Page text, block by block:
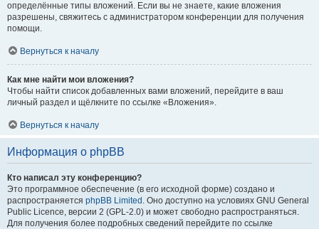
определённые типы вложений. Если вы не знаете, какие вложения
разрешены, свяжитесь с администратором конференции для получения
помощи.
Вернуться к началу
Как мне найти мои вложения?
Чтобы найти список добавленных вами вложений, перейдите в ваш
личный раздел и щёлкните по ссылке «Вложения».
Вернуться к началу
Информация о phpBB
Кто написал эту конференцию?
Это программное обеспечение (в его исходной форме) создано и
распространяется phpBB Limited . Оно доступно на условиях GNU General
Public Licence, версии 2 (GPL-2.0) и может свободно распространяться.
Для получения более подробных сведений перейдите по ссылке